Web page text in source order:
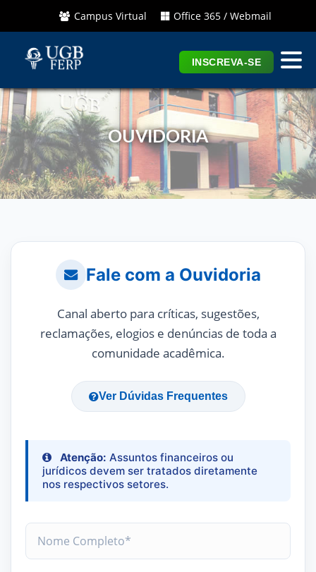
Campus Virtual Office 365 / Webmail
INSCREVA-SE
OUVIDORIA
Fale com a Ouvidoria
Canal aberto para críticas, sugestões,
reclamações, elogios e denúncias de toda a
comunidade acadêmica.
Ver Dúvidas Frequentes
Atenção: Assuntos financeiros ou
jurídicos devem ser tratados diretamente
nos respectivos setores.